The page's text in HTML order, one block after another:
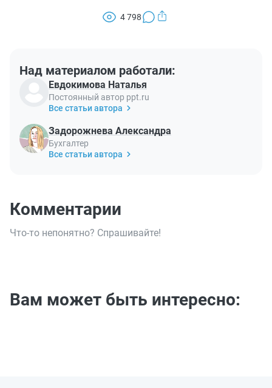
4 798
Над материалом работали:
Евдокимова Наталья
Постоянный автор ppt.ru
Все статьи автора
Задорожнева Александра
Бухгалтер
Все статьи автора
Комментарии
Что-то непонятно? Спрашивайте!
Вам может быть интересно: